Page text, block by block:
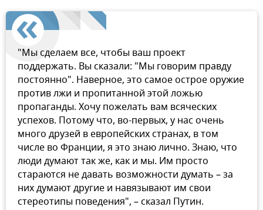
"Мы сделаем все, чтобы ваш проект
поддержать. Вы сказали: "Мы говорим правду
постоянно". Наверное, это самое острое оружие
против лжи и пропитанной этой ложью
пропаганды. Хочу пожелать вам всяческих
успехов. Потому что, во-первых, у нас очень
много друзей в европейских странах, в том
числе во Франции, я это знаю лично. Знаю, что
люди думают так же, как и мы. Им просто
стараются не давать возможности думать – за
них думают другие и навязывают им свои
стереотипы поведения", – сказал Путин.